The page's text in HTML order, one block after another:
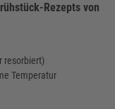
Rezepts von
resorbiert)
Temperatur